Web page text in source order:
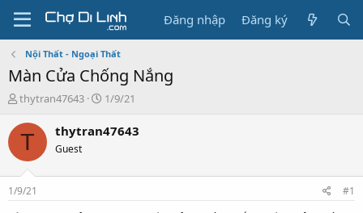
Đăng nhập Đăng ký
Nội Thất - Ngoại Thất
Màn Cửa Chống Nắng
T
r
e
a
s
t
thytran47643
N
à
1/9/21
T thytran47643
Guest
1/9/21 #1